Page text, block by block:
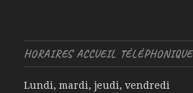
HORAIRES ACCUEIL TÉLÉPHONIQUE
Lundi, mardi, jeudi, vendredi